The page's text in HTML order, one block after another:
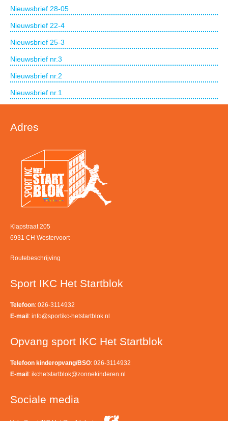
Nieuwsbrief 28-05
Nieuwsbrief 22-4
Nieuwsbrief 25-3
Nieuwsbrief nr.3
Nieuwsbrief nr.2
Nieuwsbrief nr.1
Adres
Klapstraat 205
6931 CH Westervoort
Routebeschrijving
Sport IKC Het Startblok
Telefoon: 026-3114932
E-mail : info@sportikc-hetstartblok.nl
Opvang sport IKC Het Startblok
Telefoon kinderopvang/BSO: 026-3114932
E-mail : ikchetstartblok@zonnekinderen.nl
Sociale media